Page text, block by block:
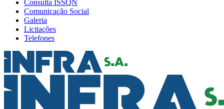
Consulta ISSQN
Comunicação Social
Galeria
Licitações
Telefones